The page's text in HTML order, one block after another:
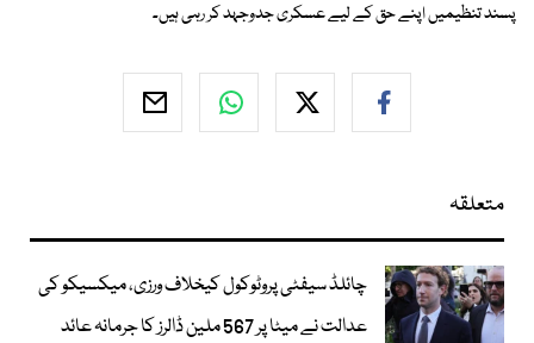
پسند تنظیمیں اپنے حق کے لیے عسکری جدوجہد کر رہی ہیں۔
متعلقہ
چائلڈ سیفٹی پروٹوکول کیخلاف ورزی، میکسیکو کی
عدالت نے میٹا پر 567 ملین ڈالرز کا جرمانہ عائد